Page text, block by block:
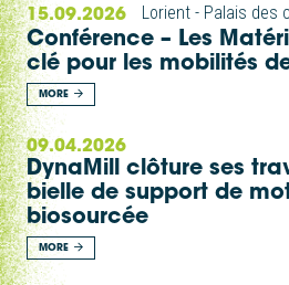
15.09.2026 Lorient - Palais des
Conférence – Les
clé pour les mobilités
MORE
09.04.2026
DynaMill clôture ses
bielle de support de
biosourcée
MORE